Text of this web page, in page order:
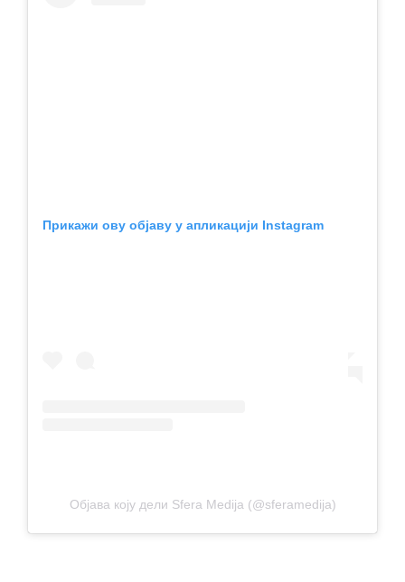
Прикажи ову објаву у апликацији Instagram
Објава коју дели Sfera Medija (@sferamedija)